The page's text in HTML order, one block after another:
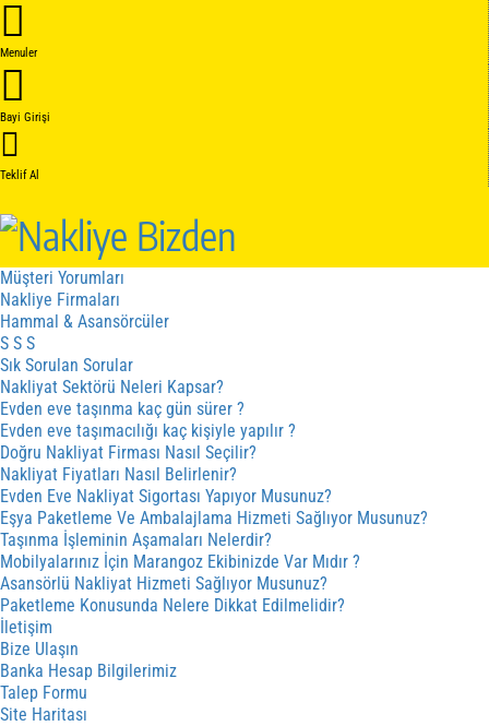
Menuler
Bayi Girişi
Teklif Al
Hakkımızda
Hakkımızda
Hizmetler
Hizmet Sözleşmesi
Gizlilik Sözleşmesi
Hizmetler
Kampanyalar
Sistem Nasıl Çalışır
Müşteri Yorumları
Nakliye Firmaları
Hammal & Asansörcüler
S S S
Sık Sorulan Sorular
Nakliyat Sektörü Neleri Kapsar?
Evden eve taşınma kaç gün sürer ?
Evden eve taşımacılığı kaç kişiyle yapılır ?
Doğru Nakliyat Firması Nasıl Seçilir?
Nakliyat Fiyatları Nasıl Belirlenir?
Evden Eve Nakliyat Sigortası Yapıyor Musunuz?
Eşya Paketleme Ve Ambalajlama Hizmeti Sağlıyor Musunuz?
Taşınma İşleminin Aşamaları Nelerdir?
Mobilyalarınız İçin Marangoz Ekibinizde Var Mıdır ?
Asansörlü Nakliyat Hizmeti Sağlıyor Musunuz?
Paketleme Konusunda Nelere Dikkat Edilmelidir?
İletişim
Bize Ulaşın
Banka Hesap Bilgilerimiz
Talep Formu
Site Haritası